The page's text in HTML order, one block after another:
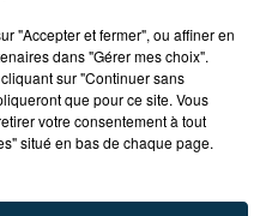
Voir plus
féminin : Kim le
"Accepter et fermer", ou affiner en
dans "Gérer mes choix".
sur "Continuer sans
que pour ce site. Vous
votre consentement à tout
situé en bas de chaque page.